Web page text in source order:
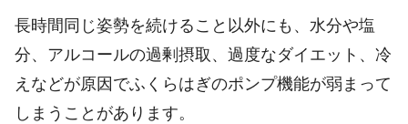
長時間同じ姿勢を続けること以外にも、水分や塩
分、アルコールの過剰摂取、過度なダイエット、冷
えなどが原因でふくらはぎのポンプ機能が弱まって
しまうことがあります。